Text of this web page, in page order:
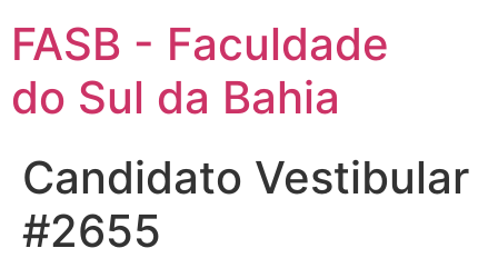
FASB - Faculdade
do Sul da Bahia
Candidato Vestibular
#2655